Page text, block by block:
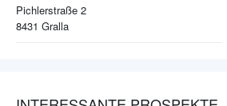
Pichlerstraße 2
8431 Gralla